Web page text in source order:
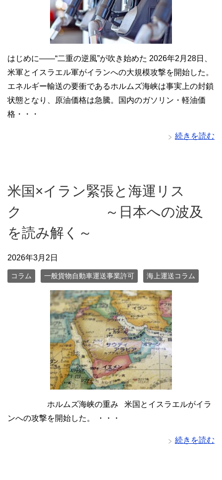
はじめに――“二重の逆風”が吹き始めた 2026年2月28日、
米軍とイスラエル軍がイランへの大規模攻撃を開始した。
エネルギー輸送の要衝であるホルムズ海峡は事実上の封鎖
状態となり、原油価格は急騰。国内のガソリン・軽油価
格・・・
続きを読む
米国×イラン緊張と海運リス
ク ～日本への波及
を読み解く～
2026年3月2日
コラム 一般貨物自動車運送事業許可 海上運送コラム
ホルムズ海峡の重み 米国とイスラエルがイラ
ンへの攻撃を開始した。 ・・・
続きを読む